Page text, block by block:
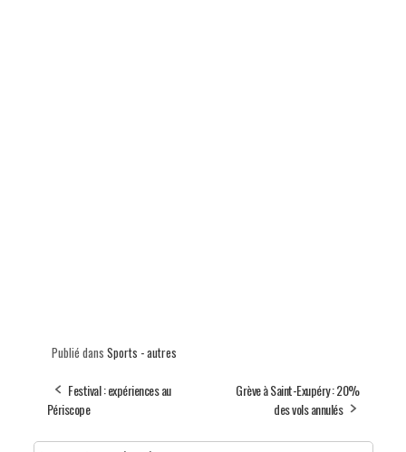
Publié dans Sports - autres
Festival : expériences au
Périscope
Grève à Saint-Exupéry : 20%
des vols annulés